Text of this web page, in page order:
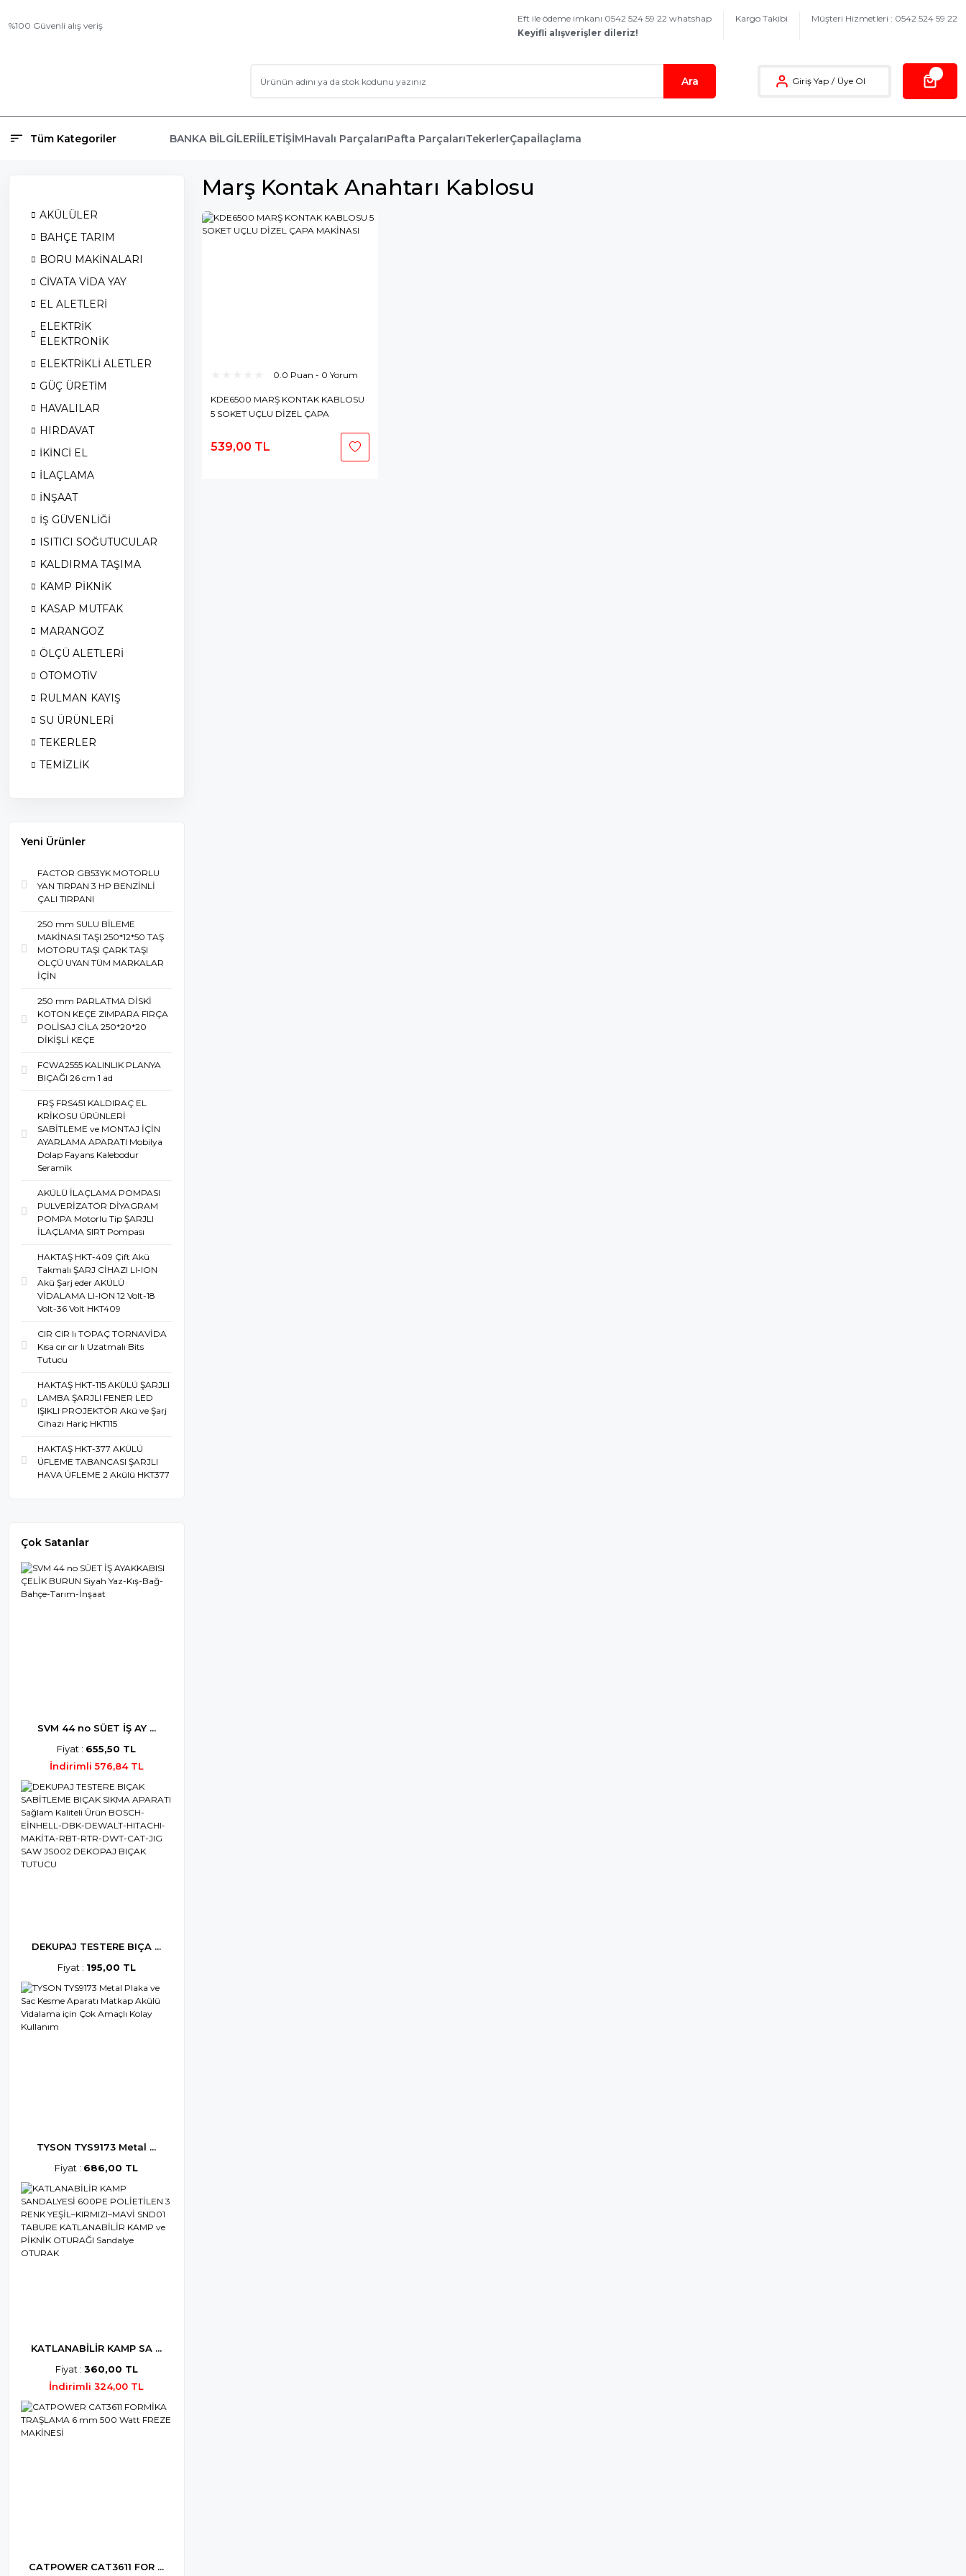
%100 Güvenli alış veriş
Eft ile ödeme imkanı 0542 524 59 22 whatshap
Keyifli alışverişler dileriz!
Kargo Takibi Müşteri Hizmetleri : 0542 524 59 22
Ara Giriş Yap / Üye Ol
Tüm Kategoriler BANKA BİLGİLERİİLETİŞİMHavalı ParçalarıPafta ParçalarıTekerlerÇapaİlaçlama
AKÜLÜLER
BAHÇE TARIM
BORU MAKİNALARI
CİVATA VİDA YAY
EL ALETLERİ
ELEKTRİK
ELEKTRONİK
ELEKTRİKLİ ALETLER
GÜÇ ÜRETİM
HAVALILAR
HIRDAVAT
İKİNCİ EL
İLAÇLAMA
İNŞAAT
İŞ GÜVENLİĞİ
ISITICI SOĞUTUCULAR
KALDIRMA TAŞIMA
KAMP PİKNİK
KASAP MUTFAK
MARANGOZ
ÖLÇÜ ALETLERİ
OTOMOTİV
RULMAN KAYIŞ
SU ÜRÜNLERİ
TEKERLER
TEMİZLİK
Yeni Ürünler
FACTOR GB53YK MOTORLU
YAN TIRPAN 3 HP BENZİNLİ
ÇALI TIRPANI
250 mm SULU BİLEME
MAKİNASI TAŞI 250*12*50 TAŞ
MOTORU TAŞI ÇARK TAŞI
ÖLÇÜ UYAN TÜM MARKALAR
İÇİN
250 mm PARLATMA DİSKİ
KOTON KEÇE ZIMPARA FIRÇA
POLİSAJ CİLA 250*20*20
DİKİŞLİ KEÇE
FCWA2555 KALINLIK PLANYA
BIÇAĞI 26 cm 1 ad
FRŞ FRS451 KALDIRAÇ EL
KRİKOSU ÜRÜNLERİ
SABİTLEME ve MONTAJ İÇİN
AYARLAMA APARATI Mobilya
Dolap Fayans Kalebodur
Seramik
AKÜLÜ İLAÇLAMA POMPASI
PULVERİZATÖR DİYAGRAM
POMPA Motorlu Tip ŞARJLI
İLAÇLAMA SIRT Pompası
HAKTAŞ HKT-409 Çift Akü
Takmalı ŞARJ CİHAZI LI-ION
Akü Şarj eder AKÜLÜ
VİDALAMA LI-ION 12 Volt-18
Volt-36 Volt HKT409
CIR CIR lı TOPAÇ TORNAVİDA
Kısa cır cır lı Uzatmalı Bits
Tutucu
HAKTAŞ HKT-115 AKÜLÜ ŞARJLI
LAMBA ŞARJLI FENER LED
IŞIKLI PROJEKTÖR Akü ve Şarj
Cihazı Hariç HKT115
HAKTAŞ HKT-377 AKÜLÜ
ÜFLEME TABANCASI ŞARJLI
HAVA ÜFLEME 2 Akülü HKT377
Çok Satanlar
SVM 44 no SÜET İŞ AY ...
Fiyat : 655,50 TL
İndirimli 576,84 TL
DEKUPAJ TESTERE BIÇA ...
Fiyat : 195,00 TL
TYSON TYS9173 Metal ...
Fiyat : 686,00 TL
KATLANABİLİR KAMP SA ...
Fiyat : 360,00 TL
İndirimli 324,00 TL
CATPOWER CAT3611 FOR ...
Marş Kontak Anahtarı Kablosu
0.0 Puan - 0 Yorum
KDE6500 MARŞ KONTAK KABLOSU
5 SOKET UÇLU DİZEL ÇAPA
539,00 TL